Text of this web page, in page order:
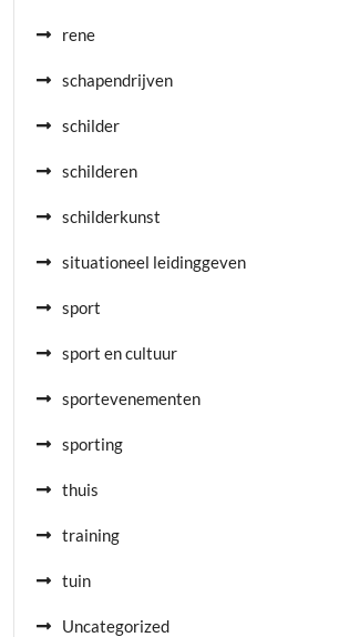
rene
schapendrijven
schilder
schilderen
schilderkunst
situationeel leidinggeven
sport
sport en cultuur
sportevenementen
sporting
thuis
training
tuin
Uncategorized